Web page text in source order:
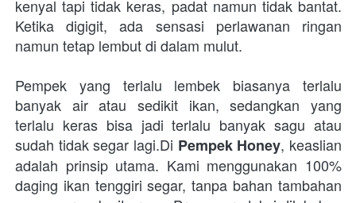
kenyal tapi tidak keras, padat namun tidak bantat.
Ketika digigit, ada sensasi perlawanan ringan
namun tetap lembut di dalam mulut.
Pempek yang terlalu lembek biasanya terlalu
banyak air atau sedikit ikan, sedangkan yang
terlalu keras bisa jadi terlalu banyak sagu atau
sudah tidak segar lagi.Di Pempek Honey, keaslian
adalah prinsip utama. Kami menggunakan 100%
daging ikan tenggiri segar, tanpa bahan tambahan